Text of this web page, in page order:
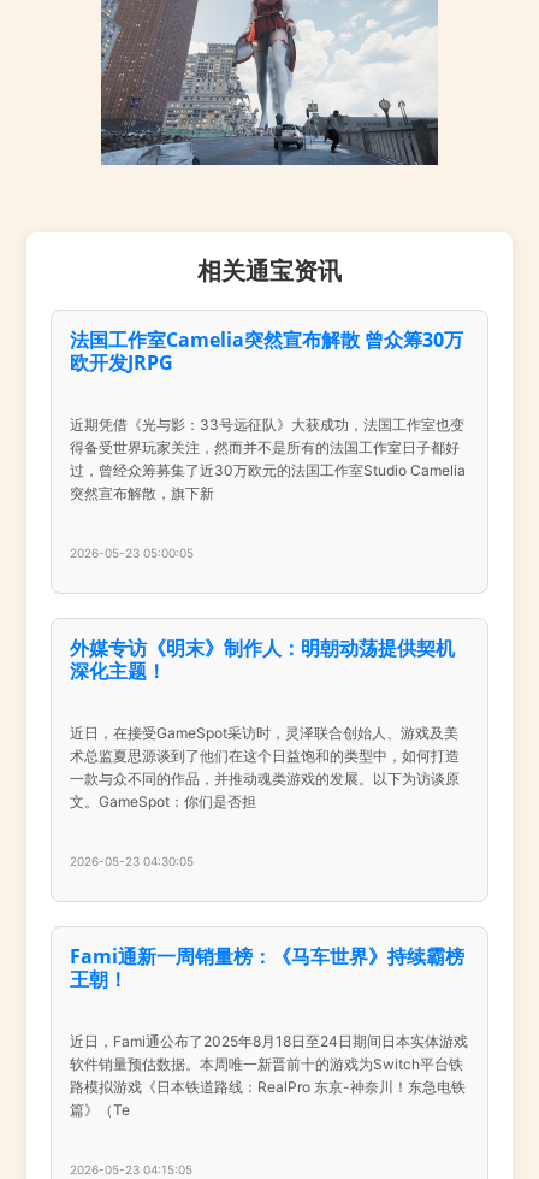
相关通宝资讯
法国工作室Camelia突然宣布解散 曾众筹30万
欧开发JRPG
近期凭借《光与影：33号远征队》大获成功，法国工作室也变
得备受世界玩家关注，然而并不是所有的法国工作室日子都好
过，曾经众筹募集了近30万欧元的法国工作室Studio Camelia
突然宣布解散，旗下新
2026-05-23 05:00:05
外媒专访《明末》制作人：明朝动荡提供契机
深化主题！
近日，在接受GameSpot采访时，灵泽联合创始人、游戏及美
术总监夏思源谈到了他们在这个日益饱和的类型中，如何打造
一款与众不同的作品，并推动魂类游戏的发展。以下为访谈原
文。GameSpot：你们是否担
2026-05-23 04:30:05
Fami通新一周销量榜：《马车世界》持续霸榜
王朝！
近日，Fami通公布了2025年8月18日至24日期间日本实体游戏
软件销量预估数据。本周唯一新晋前十的游戏为Switch平台铁
路模拟游戏《日本铁道路线：RealPro 东京-神奈川！东急电铁
篇》（Te
2026-05-23 04:15:05